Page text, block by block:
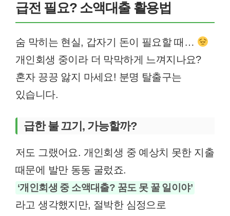
급전 필요? 소액대출 활용법
숨 막히는 현실, 갑자기 돈이 필요할 때…
개인회생 중이라 더 막막하게 느껴지나요?
혼자 끙끙 앓지 마세요! 분명 탈출구는
있습니다.
급한 불 끄기, 가능할까?
저도 그랬어요. 개인회생 중 예상치 못한 지출
때문에 발만 동동 굴렀죠.
‘개인회생 중 소액대출? 꿈도 못 꿀 일이야’
라고 생각했지만, 절박한 심정으로